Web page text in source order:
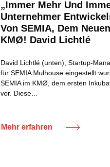
„Immer Mehr Und
Unternehmer
Von SEMIA, Dem
KMØ! David Lichtlé
David Lichtlé (unten), Startup-
für SEMIA Mulhouse eingestellt
SEMIA im KMØ, dem ersten
vor. Diese…
Mehr erfahren